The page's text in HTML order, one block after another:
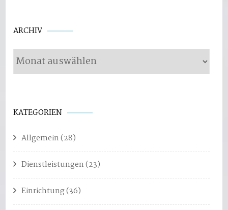
ARCHIV Archiv
KATEGORIEN
Allgemein(28)
Dienstleistungen(23)
Einrichtung(36)